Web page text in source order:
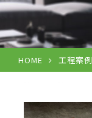
HOME 工程案例